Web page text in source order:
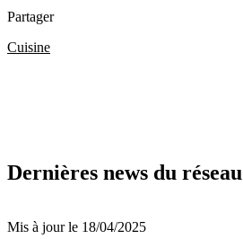
Partager
Cuisine
Dernières news du réseau
Mis à jour le 18/04/2025